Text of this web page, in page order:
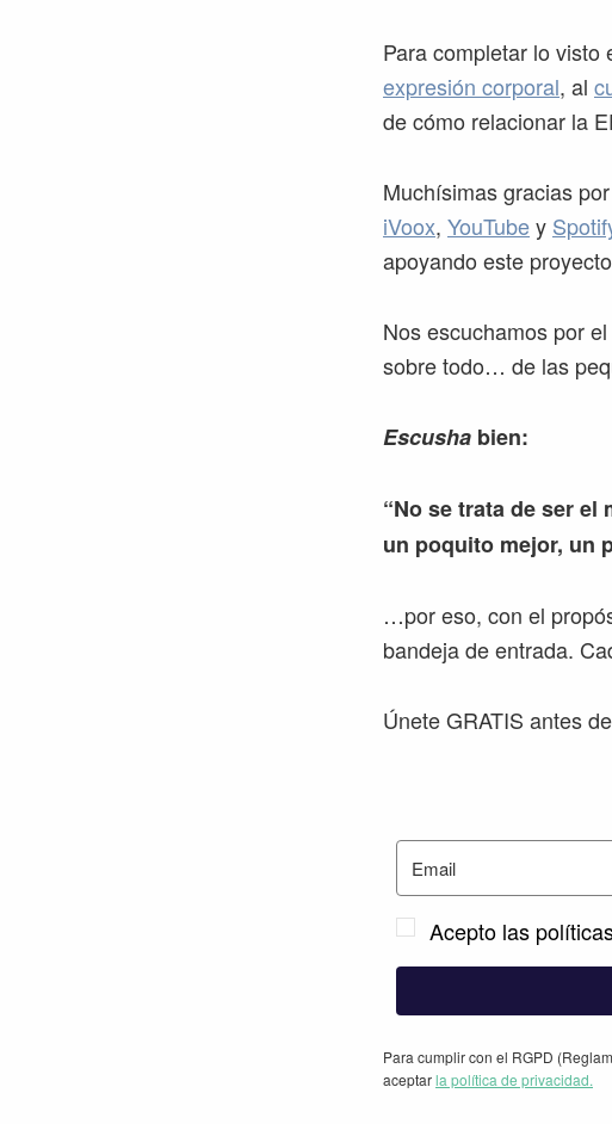
Para completar lo visto
expresión corporal, al
de cómo relacionar la
Muchísimas gracias
iVoox, YouTubey
apoyando este
Nos escuchamos por
sobre todo… de las
Escusha bien:
“No se trata de ser el
un poquito mejor, un
…por eso, con el
bandeja de entrada.
Únete GRATIS antes
Acepto las
Para cumplir con el RGPD
aceptarla política de privacidad.